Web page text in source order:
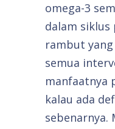
omega-3
dalam
rambut
semua
manfaatnya
kalau ada
sebenarnya.